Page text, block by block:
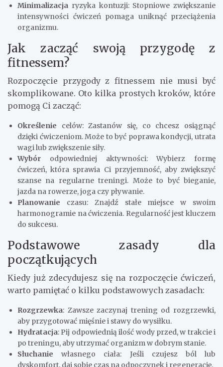
Minimalizacja ryzyka kontuzji: Stopniowe zwiększanie
intensywności ćwiczeń pomaga uniknąć przeciążenia
organizmu.
Jak zacząć swoją przygodę z
fitnessem?
Rozpoczęcie przygody z fitnessem nie musi być
skomplikowane. Oto kilka prostych kroków, które
pomogą Ci zacząć:
Określenie celów: Zastanów się, co chcesz osiągnąć
dzięki ćwiczeniom. Może to być poprawa kondycji, utrata
wagi lub zwiększenie siły.
Wybór odpowiedniej aktywności: Wybierz formę
ćwiczeń, która sprawia Ci przyjemność, aby zwiększyć
szanse na regularne treningi. Może to być bieganie,
jazda na rowerze, joga czy pływanie.
Planowanie czasu: Znajdź stałe miejsce w swoim
harmonogramie na ćwiczenia. Regularność jest kluczem
do sukcesu.
Podstawowe zasady dla
początkujących
Kiedy już zdecydujesz się na rozpoczęcie ćwiczeń,
warto pamiętać o kilku podstawowych zasadach:
Rozgrzewka: Zawsze zaczynaj trening od rozgrzewki,
aby przygotować mięśnie i stawy do wysiłku.
Hydratacja: Pij odpowiednią ilość wody przed, w trakcie i
po treningu, aby utrzymać organizm w dobrym stanie.
Słuchanie własnego ciała: Jeśli czujesz ból lub
dyskomfort, daj sobie czas na odpoczynek i regenerację.